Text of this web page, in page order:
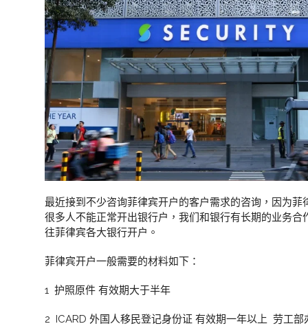
最近接到不少咨询菲律宾开户的客户需求的咨询，因为
很多人不能正常开出银行户，我们和银行有长期的业务
往菲律宾各大银行开户。
菲律宾开户一般需要的材料如下：
1 护照原件 有效期大于半年
2 ICARD 外国人移民登记身份证 有效期一年以上 劳工部